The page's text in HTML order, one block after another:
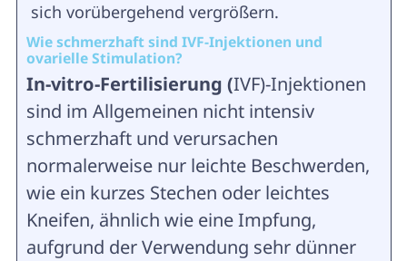
sich vorübergehend vergrößern.
Wie schmerzhaft sind IVF-Injektionen und
ovarielle Stimulation?
In-vitro-Fertilisierung (IVF)-Injektionen
sind im Allgemeinen nicht intensiv
schmerzhaft und verursachen
normalerweise nur leichte Beschwerden,
wie ein kurzes Stechen oder leichtes
Kneifen, ähnlich wie eine Impfung,
aufgrund der Verwendung sehr dünner